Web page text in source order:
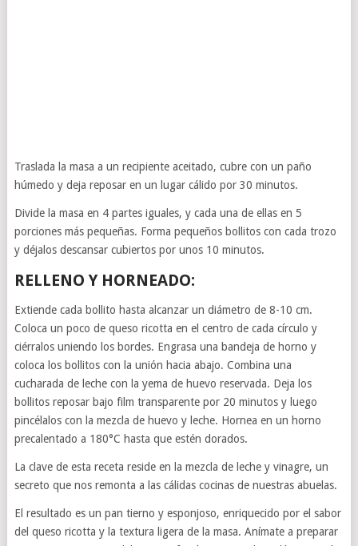
Traslada la masa a un recipiente aceitado, cubre con un paño
húmedo y deja reposar en un lugar cálido por 30 minutos.
Divide la masa en 4 partes iguales, y cada una de ellas en 5
porciones más pequeñas. Forma pequeños bollitos con cada trozo
y déjalos descansar cubiertos por unos 10 minutos.
RELLENO Y HORNEADO:
Extiende cada bollito hasta alcanzar un diámetro de 8-10 cm.
Coloca un poco de queso ricotta en el centro de cada círculo y
ciérralos uniendo los bordes. Engrasa una bandeja de horno y
coloca los bollitos con la unión hacia abajo. Combina una
cucharada de leche con la yema de huevo reservada. Deja los
bollitos reposar bajo film transparente por 20 minutos y luego
pincélalos con la mezcla de huevo y leche. Hornea en un horno
precalentado a 180°C hasta que estén dorados.
La clave de esta receta reside en la mezcla de leche y vinagre, un
secreto que nos remonta a las cálidas cocinas de nuestras abuelas.
El resultado es un pan tierno y esponjoso, enriquecido por el sabor
del queso ricotta y la textura ligera de la masa. Anímate a preparar